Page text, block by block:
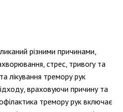
різними причинами,
стрес, тривогу та
лікування тремору рук
враховуючи причину та
тремору рук включає